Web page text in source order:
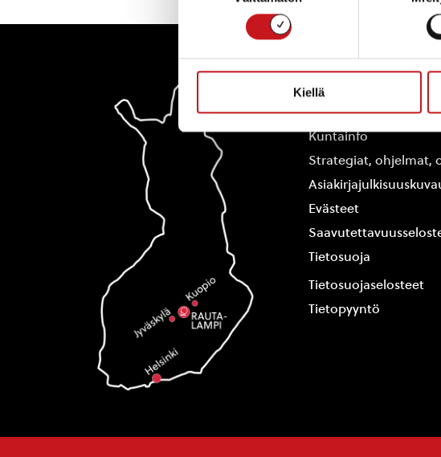
Kiellä
Yhteystiedot
Kuntainfo
Strategiat, ohjelmat,
Evästeet
Tietosuoja
Tietosuojaselosteet
Tietopyyntö